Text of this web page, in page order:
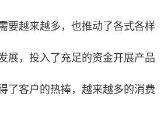
要越来越多，也推动了各式各样
展，投入了充足的资金开展产品
了客户的热捧，越来越多的消费